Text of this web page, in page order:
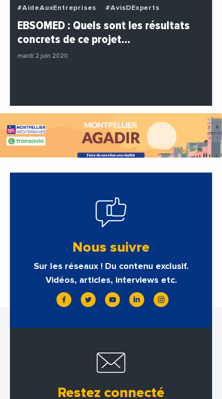
#AideAuxEntreprises
#AvisDExperts
#BuzzNews
#Decideurs
#Entreprises
#Institutions
EBSOMED : Quels sont les résultats
concrets de ce projet…
mardi 2 juin 2020
Nous suivre
Sur les réseaux ! Du contenu exclusif.
Vidéos, articles, interviews etc.
Restez connecté